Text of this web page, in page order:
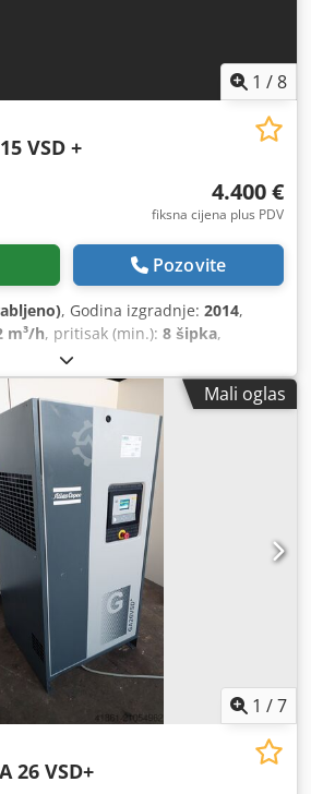
1 /8
VSD +
4.400 €
fiksna cijena plus PDV
Pozovite
, Godina izgradnje: 2014,
m³/h, pritisak (min.): 8 šipka,
Mali oglas
1 /7
26 VSD+